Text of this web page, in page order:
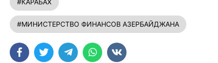
#КАРАБАХ
#МИНИСТЕРСТВО ФИНАНСОВ АЗЕРБАЙДЖАНА